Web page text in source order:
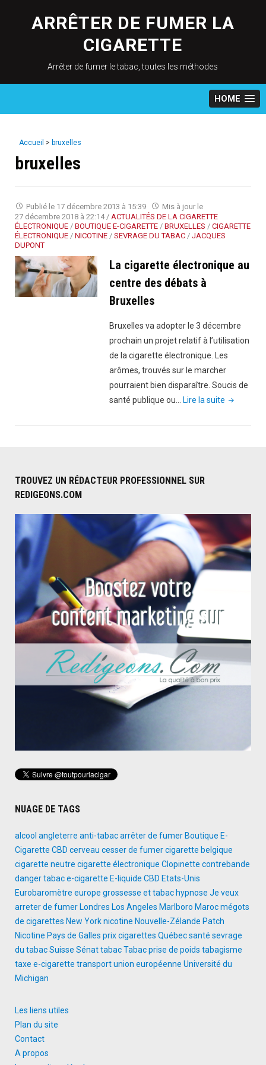
content
ARRÊTER DE FUMER LA
CIGARETTE
Arrêter de fumer le tabac, toutes les méthodes
HOME
Accueil > bruxelles
bruxelles
Publié le 17 décembre 2013 à 15:39
Mis à jour le
27 décembre 2018 à 22:14 / ACTUALITÉS DE LA CIGARETTE
ÉLECTRONIQUE / BOUTIQUE E-CIGARETTE / BRUXELLES / CIGARETTE
ÉLECTRONIQUE / NICOTINE / SEVRAGE DU TABAC / JACQUES
DUPONT
La cigarette électronique au
centre des débats à
Bruxelles
Bruxelles va adopter le 3 décembre
prochain un projet relatif à l’utilisation
de la cigarette électronique. Les
arômes, trouvés sur le marcher
pourraient bien disparaître. Soucis de
santé publique ou…
Lire la suite "La
Bruxelles"
TROUVEZ UN RÉDACTEUR PROFESSIONNEL SUR
REDIGEONS.COM
NUAGE DE TAGS
alcool angleterre anti-tabacarrêter de fumer Boutique E-
Cigarette CBD cerveau cesser de fumercigarette belgique
cigarette neutre cigarette électronique Clopinette contrebande
danger tabace-cigarette E-liquide CBD Etats-Unis
Eurobaromètre europe grossesse et tabac hypnose Je veux
arreter de fumer Londres Los Angeles Marlboro Marocmégots
de cigarettes New Yorknicotine Nouvelle-Zélande Patch
Nicotine Pays de Galles prix cigarettes Québecsanté sevrage
du tabacSuisse SénattabacTabac prise de poids tabagisme
taxe e-cigarette transportunion européenne Université du
Michigan
Les liens utiles
Plan du site
Contact
A propos